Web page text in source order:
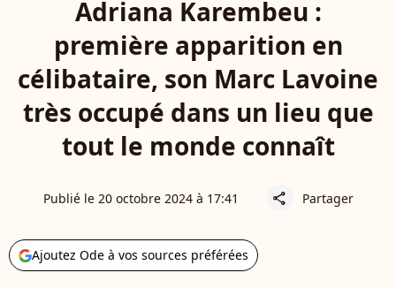
Adriana Karembeu :
première apparition en
célibataire, son Marc Lavoine
très occupé dans un lieu que
tout le monde connaît
Publié le 20 octobre 2024 à 17:41 share Partager
Ajoutez Ode à vos sources préférées